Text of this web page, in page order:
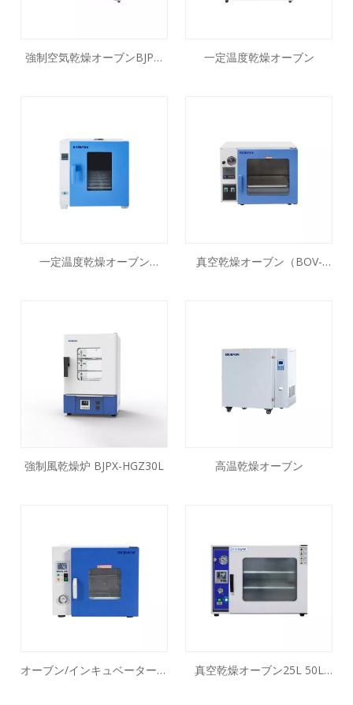
強制空気乾燥オーブンBJPX-
一定温度乾燥オーブン
一定温度乾燥オーブン
真空乾燥オーブン（BOV-
強制風乾燥炉 BJPX-HGZ30L 高温乾燥オーブン
オーブン/インキュベーターの
真空乾燥オーブン25L 50L